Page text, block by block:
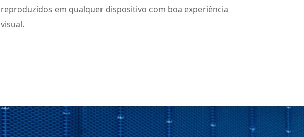
reproduzidos em qualquer dispositivo com boa experiência
visual.